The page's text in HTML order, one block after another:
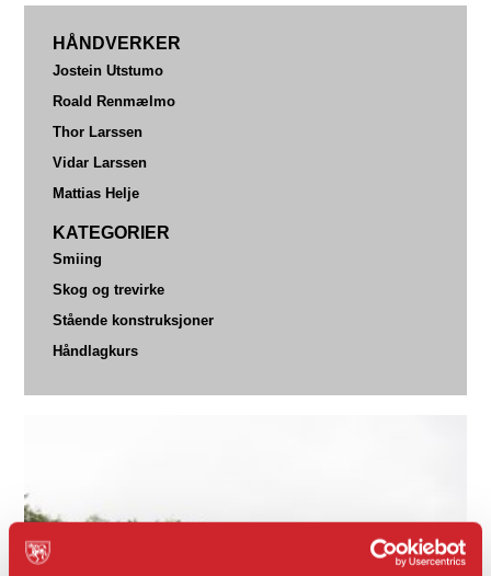
HÅNDVERKER
Jostein Utstumo
Roald Renmælmo
Thor Larssen
Vidar Larssen
Mattias Helje
KATEGORIER
Smiing
Skog og trevirke
Stående konstruksjoner
Håndlagkurs